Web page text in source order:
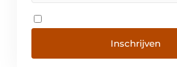
Inschrijven